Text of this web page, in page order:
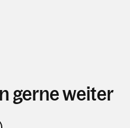
gerne weiter